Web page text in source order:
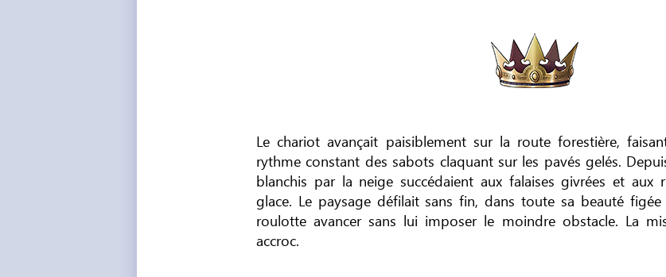
Le chariot avançait paisiblement sur la route forestière,
rythme constant des sabots claquant sur les pavés gelés.
blanchis par la neige succédaient aux falaises givrées et aux
glace. Le paysage défilait sans fin, dans toute sa beauté
roulotte avancer sans lui imposer le moindre obstacle. La
accroc.